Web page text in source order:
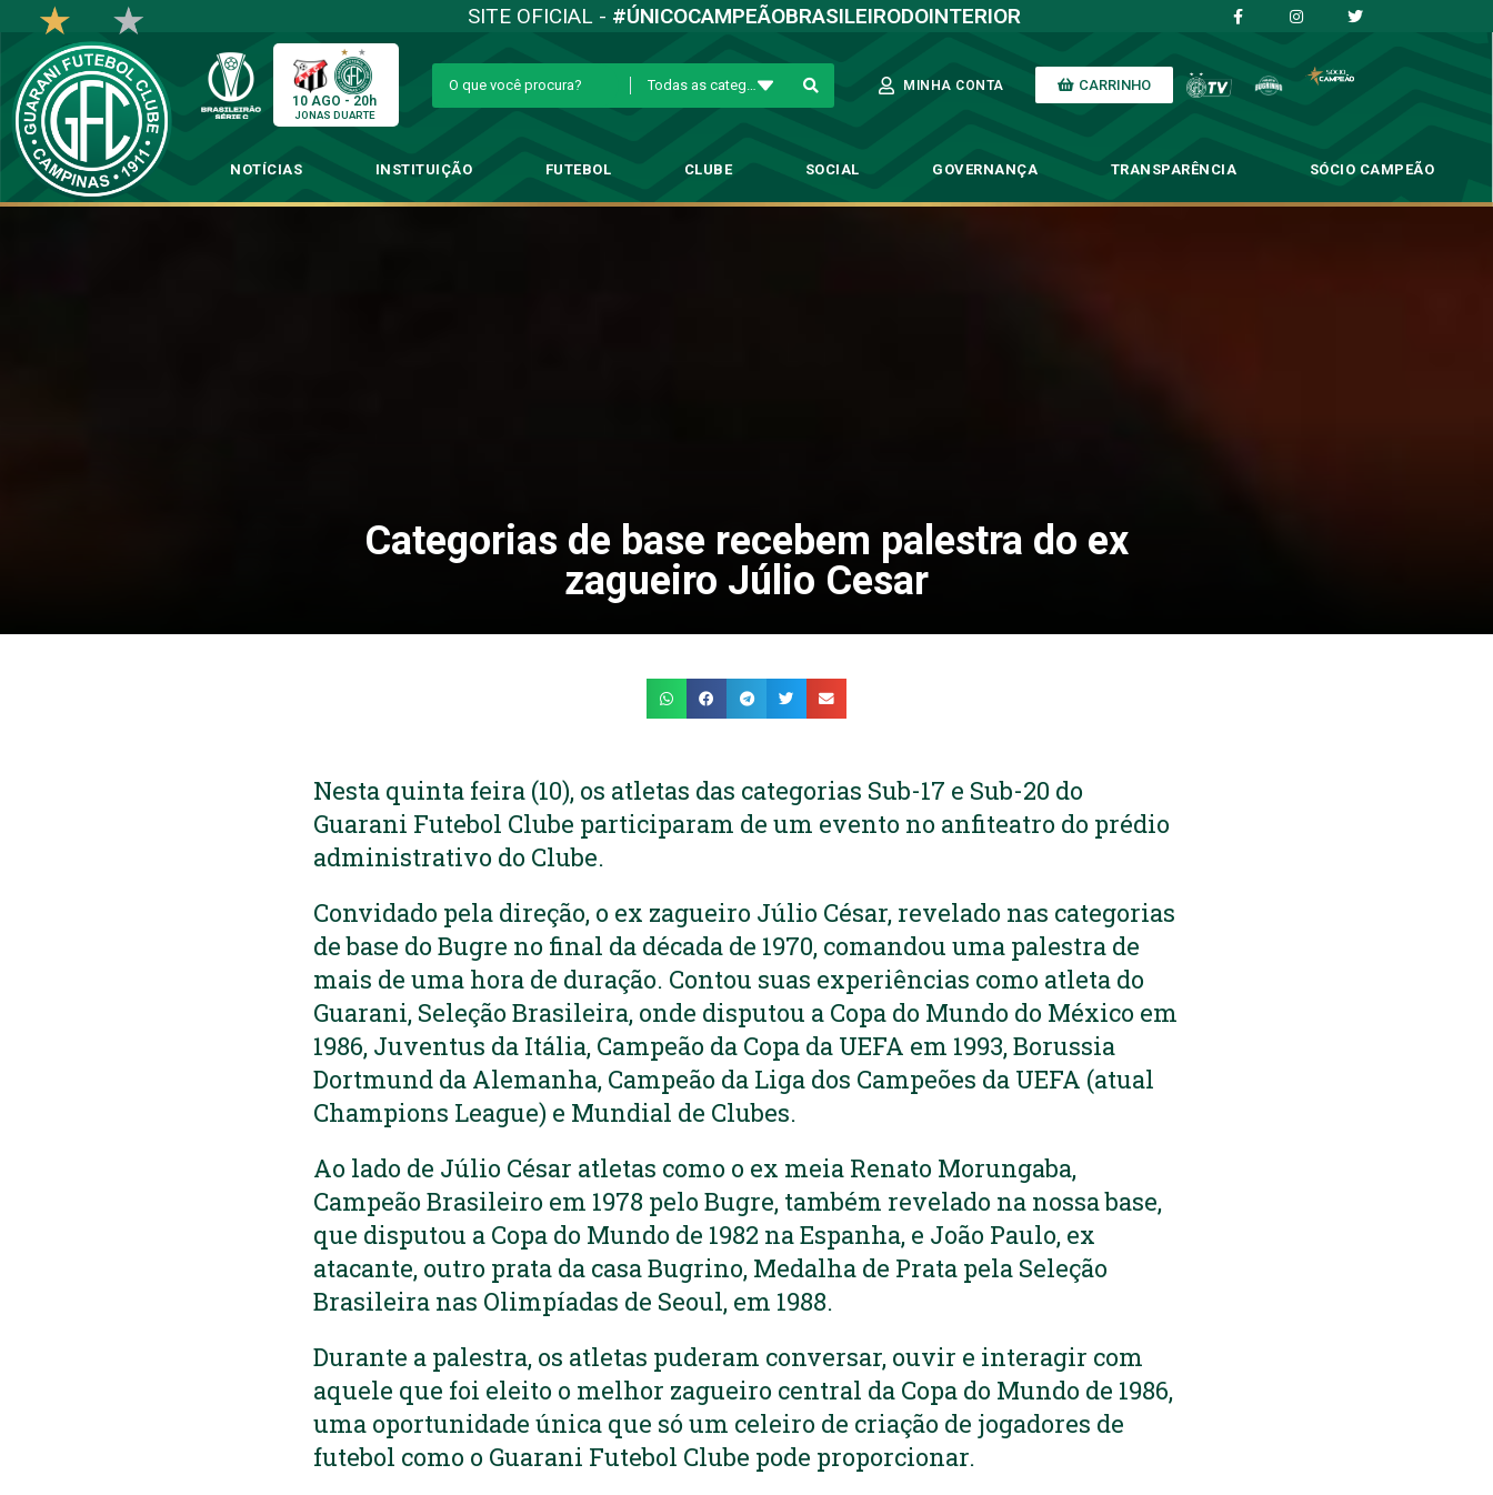
SITE OFICIAL - #ÚNICOCAMPEÃOBRASILEIRODOINTERIOR
10 AGO - 20h
JONAS DUARTE
MINHA CONTA CARRINHO
NOTÍCIAS INSTITUIÇÃO FUTEBOL CLUBE SOCIAL GOVERNANÇA TRANSPARÊNCIA SÓCIO CAMPEÃO
Categorias de base recebem palestra do ex
zagueiro Júlio Cesar
Nesta quinta feira (10), os atletas das categorias Sub-17 e Sub-20 do
Guarani Futebol Clube participaram de um evento no anfiteatro do prédio
administrativo do Clube.
Convidado pela direção, o ex zagueiro Júlio César, revelado nas categorias
de base do Bugre no final da década de 1970, comandou uma palestra de
mais de uma hora de duração. Contou suas experiências como atleta do
Guarani, Seleção Brasileira, onde disputou a Copa do Mundo do México em
1986, Juventus da Itália, Campeão da Copa da UEFA em 1993, Borussia
Dortmund da Alemanha, Campeão da Liga dos Campeões da UEFA (atual
Champions League) e Mundial de Clubes.
Ao lado de Júlio César atletas como o ex meia Renato Morungaba,
Campeão Brasileiro em 1978 pelo Bugre, também revelado na nossa base,
que disputou a Copa do Mundo de 1982 na Espanha, e João Paulo, ex
atacante, outro prata da casa Bugrino, Medalha de Prata pela Seleção
Brasileira nas Olimpíadas de Seoul, em 1988.
Durante a palestra, os atletas puderam conversar, ouvir e interagir com
aquele que foi eleito o melhor zagueiro central da Copa do Mundo de 1986,
uma oportunidade única que só um celeiro de criação de jogadores de
futebol como o Guarani Futebol Clube pode proporcionar.